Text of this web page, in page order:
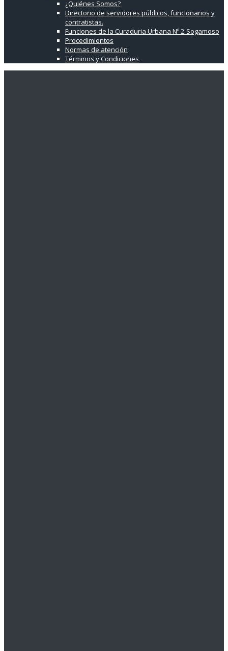
¿Quiénes Somos?
Directorio de servidores públicos, funcionarios y
contratistas.
Funciones de la Curaduria Urbana Nº 2 Sogamoso
Procedimientos
Normas de atención
Términos y Condiciones